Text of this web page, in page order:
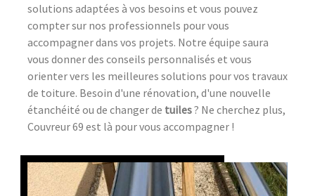
solutions adaptées à vos besoins et vous pouvez
compter sur nos professionnels pour vous
accompagner dans vos projets. Notre équipe saura
vous donner des conseils personnalisés et vous
orienter vers les meilleures solutions pour vos travaux
de toiture. Besoin d'une rénovation, d'une nouvelle
étanchéité ou de changer de tuiles? Ne cherchez plus,
Couvreur 69 est là pour vous accompagner !